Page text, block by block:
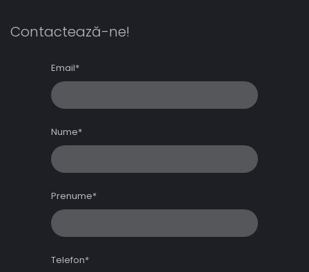
Contactează-ne!
Email*
Nume*
Prenume*
Telefon*